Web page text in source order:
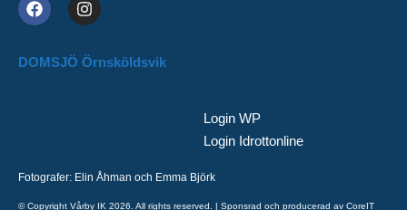
DOMSJÖ Örnsköldsvik
Login WP
Login Idrottonline
Fotografer: Elin Åhman och Emma Björk
© Copyright Vårby IK 2026. All rights reserved. | Sponsrad och producerad av CoreIT